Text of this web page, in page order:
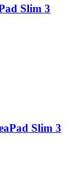
Slim 3
Slim 3